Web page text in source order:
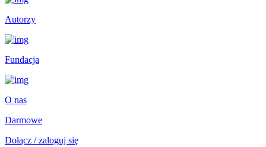
Autorzy
Fundacja
O nas
Darmowe
Dołącz / zaloguj się